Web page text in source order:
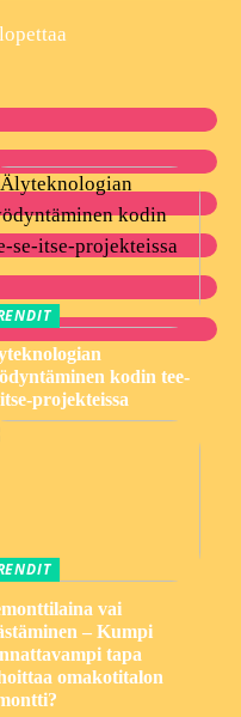
kodin tee-
projekteissa
vai
– Kumpi
tapa
omakotitalon